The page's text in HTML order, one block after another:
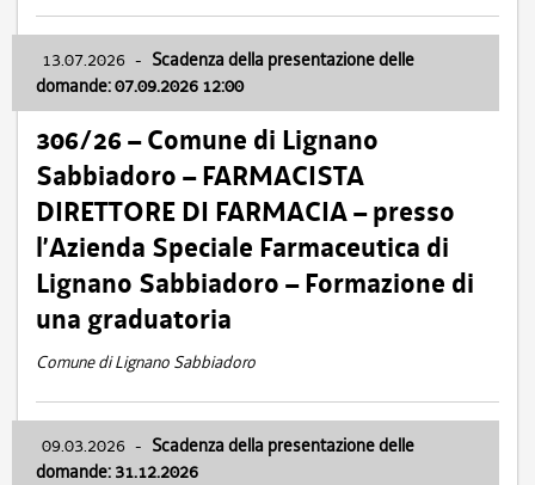
13.07.2026 - Scadenza della presentazione delle
domande: 07.09.2026 12:00
306/26 – Comune di Lignano
Sabbiadoro – FARMACISTA
DIRETTORE DI FARMACIA – presso
l’Azienda Speciale Farmaceutica di
Lignano Sabbiadoro – Formazione di
una graduatoria
Comune di Lignano Sabbiadoro
09.03.2026 - Scadenza della presentazione delle
domande: 31.12.2026